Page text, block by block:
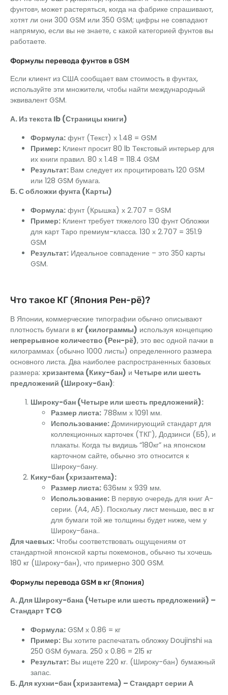
фунтов», может растеряться, когда на фабрике спрашивают,
хотят ли они 300 GSM или 350 GSM; цифры не совпадают
напрямую, если вы не знаете, с какой категорией фунтов вы
работаете.
Формулы перевода фунтов в GSM
Если клиент из США сообщает вам стоимость в фунтах,
используйте эти множители, чтобы найти международный
эквивалент GSM.
А. Из текста lb (Страницы книги)
Формула: фунт (Текст) х 1.48 = GSM
Пример: Клиент просит 80 lb Текстовый интерьер для
их книги правил. 80 х 1.48 = 118.4 GSM
Результат: Вам следует их процитировать 120 GSM
или 128 GSM бумага.
Б. С обложки фунта (Карты)
Формула: фунт (Крышка) х 2.707 = GSM
Пример: Клиент требует тяжелого 130 фунт Обложки
для карт Таро премиум-класса. 130 х 2.707 = 351.9
GSM
Результат: Идеальное совпадение – это 350 карты
GSM.
Что такое КГ (Япония Рен-рё)?
В Японии, коммерческие типографии обычно описывают
плотность бумаги в кг (килограммы) используя концепцию
непрерывное количество (Рен-рё), это вес одной пачки в
килограммах (обычно 1000 листы) определенного размера
основного листа. Два наиболее распространенных базовых
размера: хризантема (Кику-бан) и Четыре или шесть
предложений (Широку-бан):
Широку-бан (Четыре или шесть предложений):
Размер листа: 788мм х 1091 мм.
Использование: Доминирующий стандарт для
коллекционных карточек (ТКГ), Додзинси (Б5), и
плакаты. Когда ты видишь “180кг” на японском
карточном сайте, обычно это относится к
Широку-бану.
Кику-бан (хризантема):
Размер листа: 636мм х 939 мм.
Использование: В первую очередь для книг А-
серии. (А4, А5). Поскольку лист меньше, вес в кг
для бумаги той же толщины будет ниже, чем у
Широку-бана..
Для чаевых: Чтобы соответствовать ощущениям от
стандартной японской карты покемонов., обычно ты хочешь
180 кг (Широку-бан), что примерно 300 GSM.
Формулы перевода GSM в кг (Япония)
А. Для Широку-бана (Четыре или шесть предложений) –
Стандарт TCG
Формула: GSM х 0.86 = кг
Пример: Вы хотите распечатать обложку Doujinshi на
250 GSM бумага. 250 х 0.86 = 215 кг
Результат: Вы ищете 220 кг. (Широку-бан) бумажный
запас.
Б. Для кухни-бан (хризантема) – Стандарт серии А